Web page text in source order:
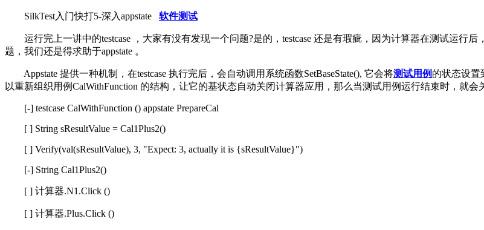
SilkTest入门快打5-深入appstate 软件测试
运行完上一讲中的testcase ，大家有没有发现一个问题?是的，testcase 还是有瑕疵，因为计算器在测试运行
题，我们还是得求助于appstate 。
Appstate 提供一种机制，在testcase 执行完后，会自动调用系统函数SetBaseState(), 它会将测试用例 的状态设置
以重新组织用例CalWithFunction 的结构，让它的基状态自动关闭计算器应用，那么当测试用例运行结束时，就会
[-] testcase CalWithFunction () appstate PrepareCal
[ ] String sResultValue = Cal1Plus2()
[ ] Verify(val(sResultValue), 3, "Expect: 3, actually it is {sResultValue}")
[-] String Cal1Plus2()
[ ] 计算器.N1.Click ()
[ ] 计算器.Plus.Click ()